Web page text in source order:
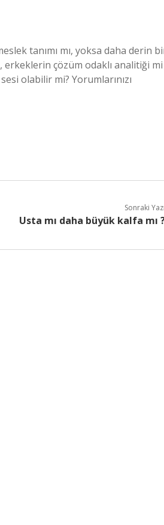
tanımı mı, yoksa daha derin
erkeklerin çözüm odaklı analitiği mi
olabilir mi? Yorumlarınızı
Sonraki Yazı
Usta mı daha büyük kalfa mı